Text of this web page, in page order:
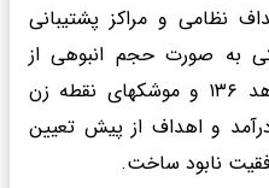
نظامی و مراکز پشتیبانی
به صورت حجم انبوهی از
پهپادهای انتحاری و رزمی شاهد ۱۳۶ و موشکهای نقطه زن
و اهداف از پیش تعیین
نابود ساخت.